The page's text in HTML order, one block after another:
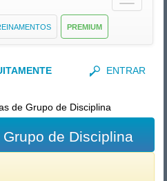
PREMIUM
ENTRAR
de Grupo de Disciplina
de Disciplina